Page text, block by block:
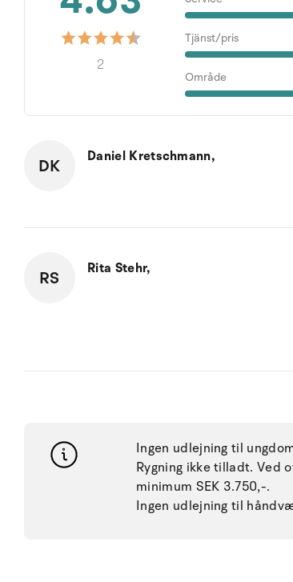
2
Tjänst/pris
Område
DK Daniel Kretschmann,
RS Rita Stehr,
Ingen udlejning til
Rygning ikke tilladt.
minimum SEK 3.750,-.
Ingen udlejning til